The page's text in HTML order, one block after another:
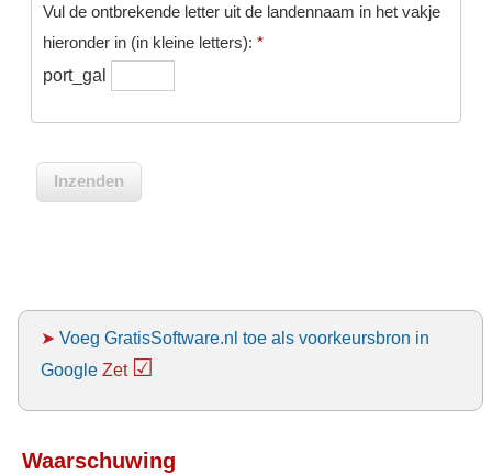
Vul de ontbrekende letter uit de landennaam in het vakje
hieronder in (in kleine letters): *
port_gal
➤ Voeg GratisSoftware.nl toe als voorkeursbron in
Google Zet ☑
Waarschuwing